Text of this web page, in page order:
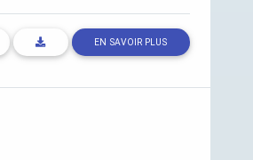
EN SAVOIR PLUS